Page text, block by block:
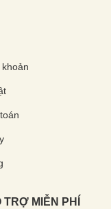
MIỄN PHÍ